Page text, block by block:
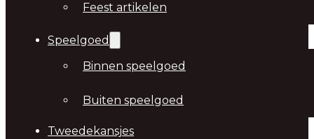
Feest artikelen
Speelgoed
Binnen speelgoed
Buiten speelgoed
Tweedekansjes